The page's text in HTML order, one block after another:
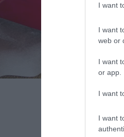
I want
I want
web or
I want
or app.
I want
I want